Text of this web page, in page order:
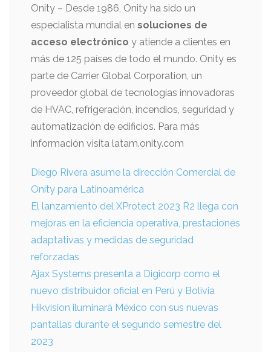
Onity – Desde 1986, Onity ha sido un
especialista mundial en soluciones de
acceso electrónico y atiende a clientes en
más de 125 países de todo el mundo. Onity es
parte de Carrier Global Corporation, un
proveedor global de tecnologías innovadoras
de HVAC, refrigeración, incendios, seguridad y
automatización de edificios. Para más
información visita latam.onity.com
Diego Rivera asume la dirección Comercial de
Onity para Latinoamérica
El lanzamiento del XProtect 2023 R2 llega con
mejoras en la eficiencia operativa, prestaciones
adaptativas y medidas de seguridad
reforzadas
Ajax Systems presenta a Digicorp como el
nuevo distribuidor oficial en Perú y Bolivia
Hikvision iluminará México con sus nuevas
pantallas durante el segundo semestre del
2023